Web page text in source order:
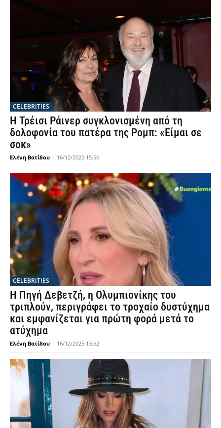
CELEBRITIES
Η Τρέισι Ράινερ συγκλονισμένη από τη
δολοφονία του πατέρα της Ρομπ: «Είμαι σε
σοκ»
Ελένη Βατίδου - 16/12/2025 15:50
CELEBRITIES
Η Πηγή Δεβετζή, η Ολυμπιονίκης του
τριπλούν, περιγράφει το τροχαίο δυστύχημα
και εμφανίζεται για πρώτη φορά μετά το
ατύχημα
Ελένη Βατίδου - 16/12/2025 13:52